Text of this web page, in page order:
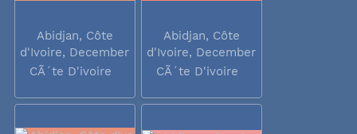
Abidjan, Côte
d'Ivoire, December
2017
CÃ´te D'ivoire
Abidjan, Côte
d'Ivoire, December
2017
CÃ´te D'ivoire